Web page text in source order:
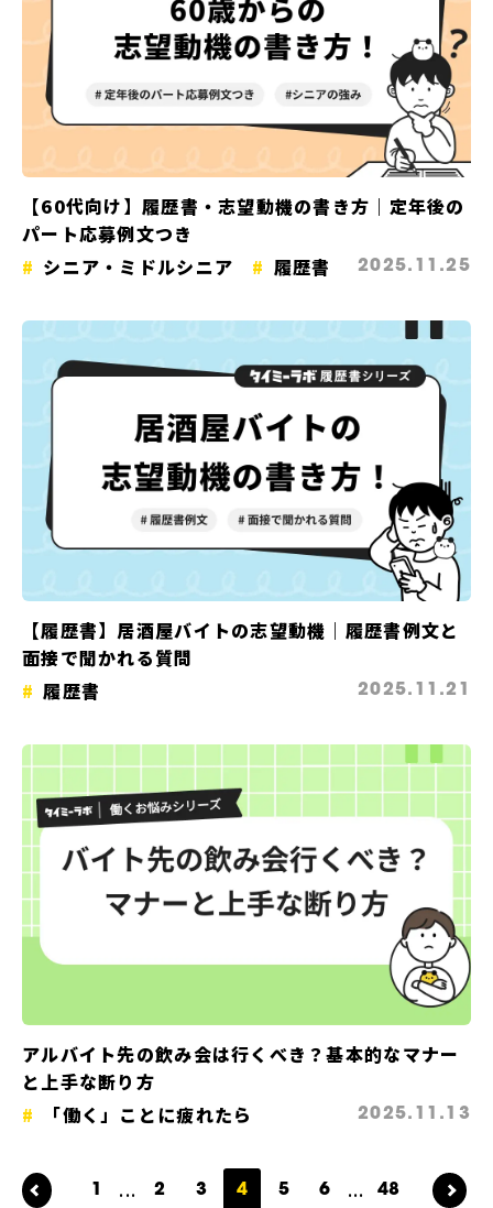
【60代向け】履歴書・志望動機の書き方｜定年後の
パート応募例文つき
シニア・ミドルシニア
履歴書 2025.11.25
【履歴書】居酒屋バイトの志望動機｜履歴書例文と
面接で聞かれる質問
履歴書
2025.11.21
アルバイト先の飲み会は行くべき？基本的なマナー
と上手な断り方
「働く」ことに疲れたら
2025.11.13
1 ... 2 3 4 5 6 ... 48